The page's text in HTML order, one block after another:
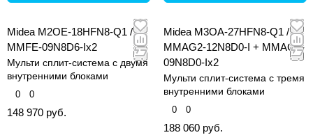
Midea M2OE-18HFN8-Q1 /
MMFE-09N8D6-Ix2
Мульти сплит-система с двумя
внутренними блоками
0 0
148 970 руб.
Midea M3OA-27HFN8-Q1 /
MMAG2-12N8D0-I + MMAG2-
09N8D0-Ix2
Мульти сплит-система с тремя
внутренними блоками
0 0
188 060 руб.